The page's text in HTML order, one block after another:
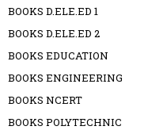
BOOKS D.ELE.ED 1
BOOKS D.ELE.ED 2
BOOKS EDUCATION
BOOKS ENGINEERING
BOOKS NCERT
BOOKS POLYTECHNIC